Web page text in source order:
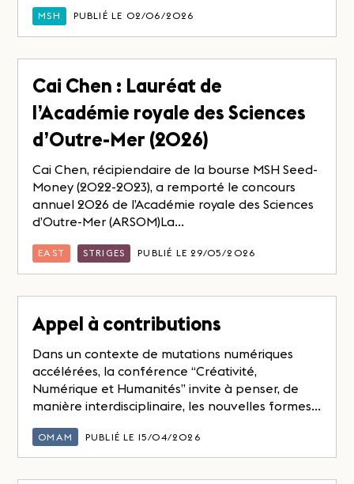
MSH PUBLIÉ LE 02/06/2026
Cai Chen : Lauréat de
l’Académie royale des Sciences
d’Outre-Mer (2026)
Cai Chen, récipiendaire de la bourse MSH Seed-
Money (2022-2023), a remporté le concours
annuel 2026 de l’Académie royale des Sciences
d’Outre-Mer (ARSOM)La...
EAST STRIGES PUBLIÉ LE 29/05/2026
Appel à contributions
Dans un contexte de mutations numériques
accélérées, la conférence “Créativité,
Numérique et Humanités” invite à penser, de
manière interdisciplinaire, les nouvelles formes...
OMAM PUBLIÉ LE 15/04/2026